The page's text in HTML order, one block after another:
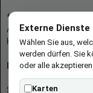
* = Afilliate-Link
Als Amazon-Partner
Käufen.
Hinweis zu Preisen
Sofern Produktpreise
Externe
Wählen Sie aus,
werden dürfen. Sie
oder alle akzeptieren.
Karten